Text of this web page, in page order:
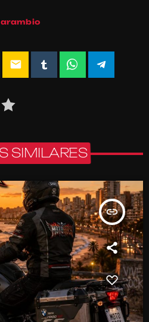
email
SIMILARES
insert_link